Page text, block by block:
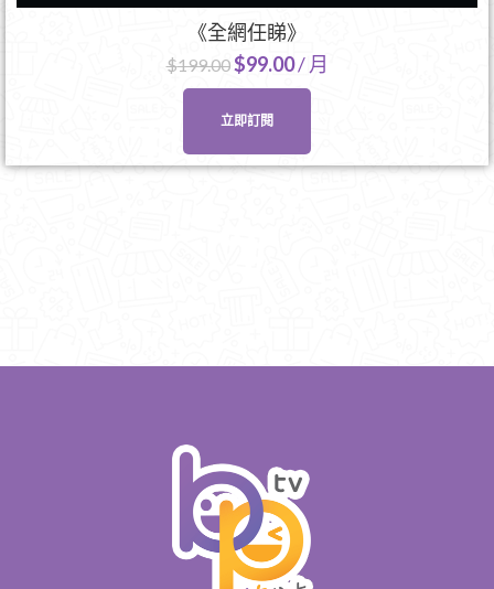
《全網任睇》
$199.00$99.00/ 月
立即訂閱